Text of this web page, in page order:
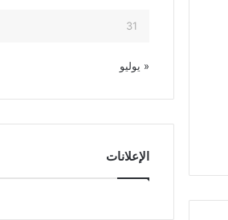
31
« يوليو
الإعلانات